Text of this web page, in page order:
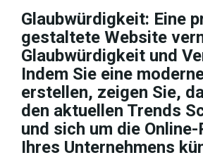
Glaubwürdigkeit: Eine
gestaltete Website
Glaubwürdigkeit und
Indem Sie eine
erstellen, zeigen Sie,
den aktuellen Trends
und sich um die
Ihres Unternehmens